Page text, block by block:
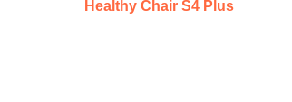
Healthy Chair S4 Plus